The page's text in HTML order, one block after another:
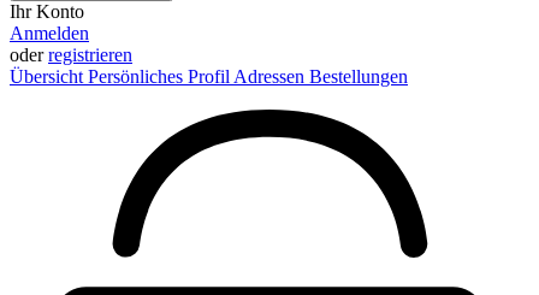
Ihr Konto
Anmelden
oderregistrieren
Übersicht Persönliches Profil Adressen Bestellungen